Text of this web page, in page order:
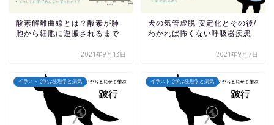
酸素解離曲線とは？酸素が肺
胞から細胞に運搬されるまで
2021年9月13日
犬の気管虚脱 安定化とその後/
わかれば怖くない呼吸器疾患
2021年9月7日
イラストで学ぶ生理学と病気 イラストで学ぶ生理学と病気